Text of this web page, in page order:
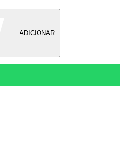
ADICIONAR